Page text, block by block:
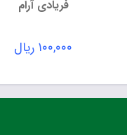
فریادی آرام
۱۰۰,۰۰۰ ریال